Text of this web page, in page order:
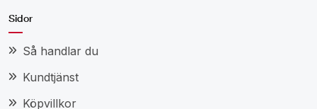
Sidor
Så handlar du
Kundtjänst
Köpvillkor